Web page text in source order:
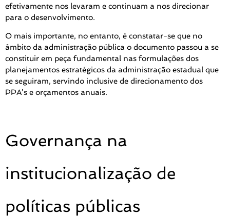
efetivamente nos levaram e continuam a nos direcionar
para o desenvolvimento.
O mais importante, no entanto, é constatar-se que no
âmbito da administração pública o documento passou a se
constituir em peça fundamental nas formulações dos
planejamentos estratégicos da administração estadual que
se seguiram, servindo inclusive de direcionamento dos
PPA’s e orçamentos anuais.
Governança na
institucionalização de
políticas públicas